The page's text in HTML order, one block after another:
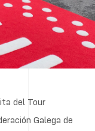
del Tour
Galega de